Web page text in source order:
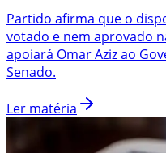
Partido afirma que o
votado e nem aprovado
apoiará Omar Aziz ao
Senado.
Ler matéria